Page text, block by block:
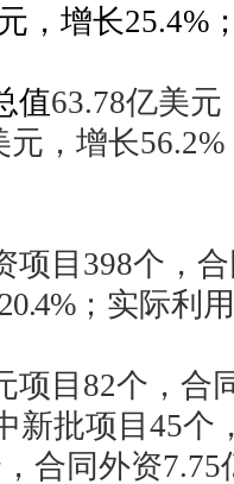
，增长25.4%
值63.78亿美元
元，增长56.2%
项目 398个，
20.4%；实际利
项目 82个，合
新批项目 45个
合同外资7.75